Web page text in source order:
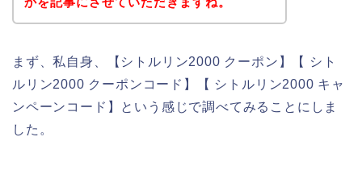
まず、私自身、【シトルリン2000 クーポン】【 シト
ルリン2000 クーポンコード】【 シトルリン2000 キャ
ンペーンコード】という感じで調べてみることにしま
した。